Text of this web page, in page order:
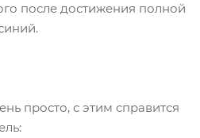
после достижения полной
просто, с этим справится